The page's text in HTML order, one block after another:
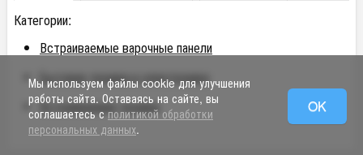
Категории:
Встраиваемые варочные панели
Бытовая техника и электроника
Встраиваемая техника
Мы используем файлы cookie для улучшения
работы сайта. Оставаясь на сайте, вы
соглашаетесь сполитикой обработки
персональных данных.
OK